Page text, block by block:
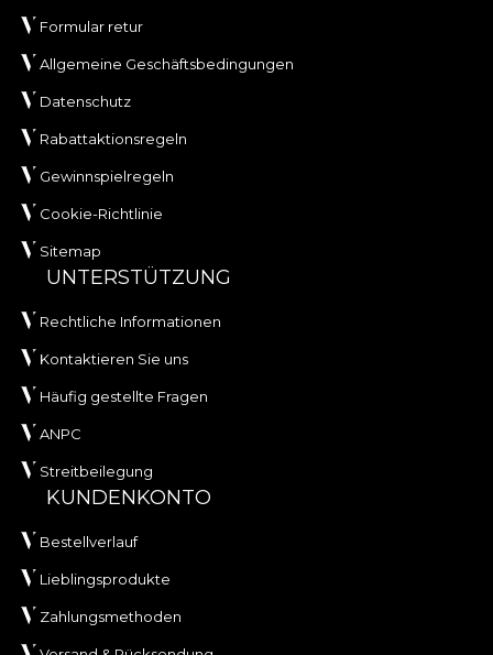
Formular retur
Allgemeine Geschäftsbedingungen
Datenschutz
Rabattaktionsregeln
Gewinnspielregeln
Cookie-Richtlinie
Sitemap
UNTERSTÜTZUNG
Rechtliche Informationen
Kontaktieren Sie uns
Häufig gestellte Fragen
ANPC
Streitbeilegung
KUNDENKONTO
Bestellverlauf
Lieblingsprodukte
Zahlungsmethoden